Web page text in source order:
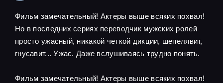
Фильм замечательный! Актеры выше всяких похвал!
Но в последних сериях переводчик мужских ролей
просто ужасный, никакой четкой дикции, шепелявит,
гнусавит... Ужас. Даже вслушиваясь трудно понять.
Фильм замечательный! Актеры выше всяких похвал!